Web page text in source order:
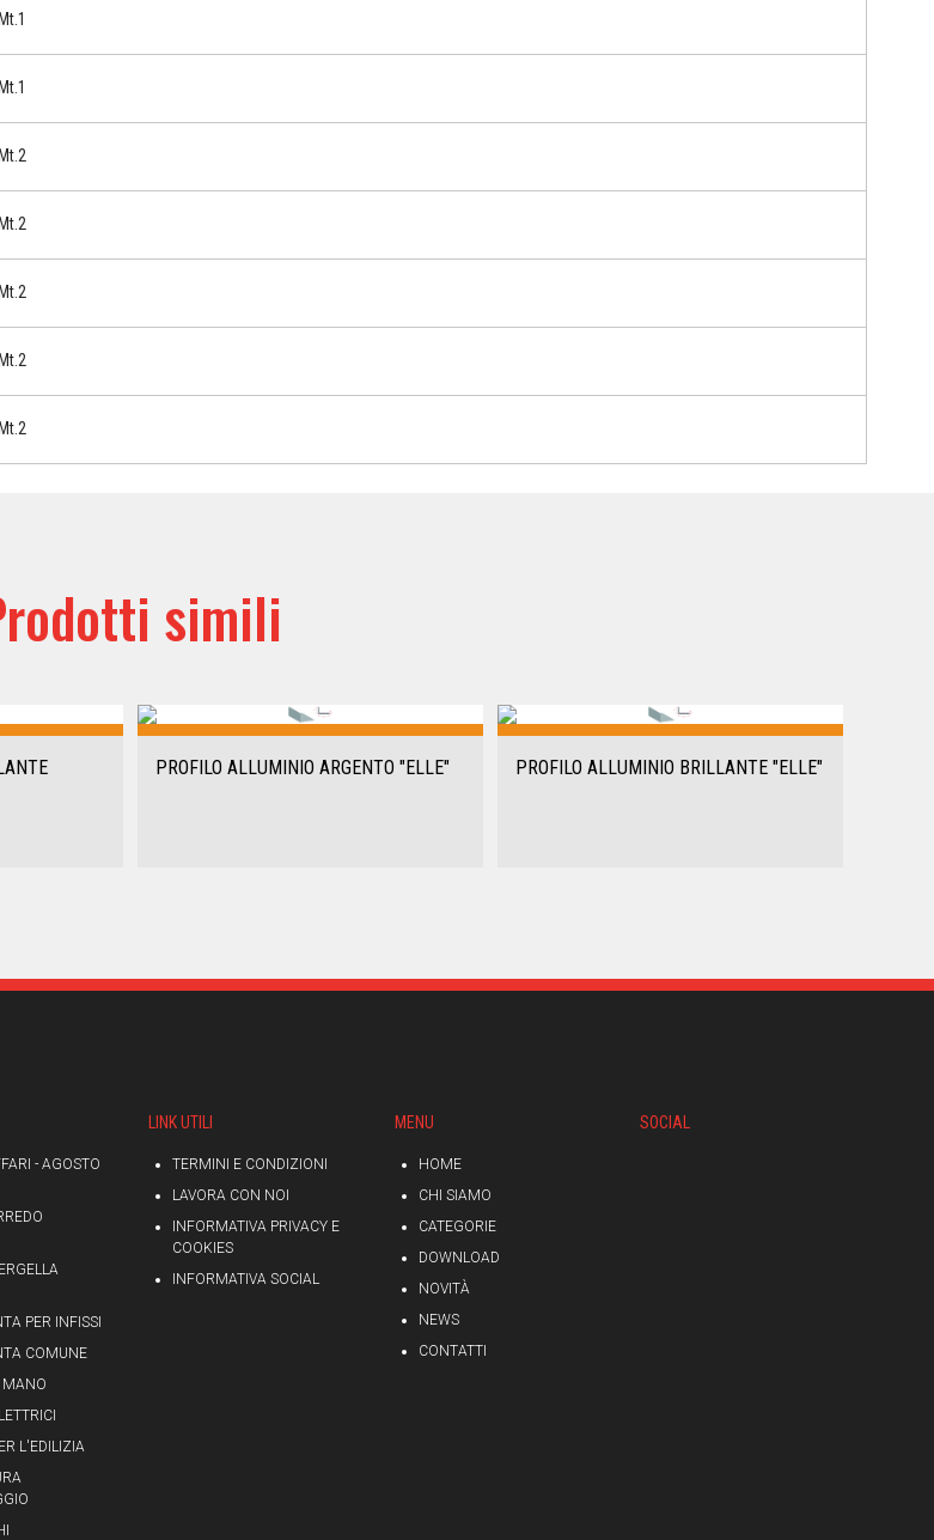
simili
PROFILO ALLUMINIO ARGENTO "ELLE" PROFILO ALLUMINIO BRILLANTE "ELLE"
- AGOSTO
PER INFISSI
COMUNE
MANO
L'EDILIZIA
LINK UTILI
TERMINI E CONDIZIONI
LAVORA CON NOI
INFORMATIVA PRIVACY E
COOKIES
INFORMATIVA SOCIAL
MENU
HOME
CHI SIAMO
CATEGORIE
DOWNLOAD
NOVITÀ
NEWS
CONTATTI
SOCIAL